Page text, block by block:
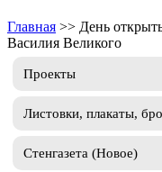
Главная >> День
Василия Великого
Проекты
Листовки, плакаты,
Стенгазета (Новое)